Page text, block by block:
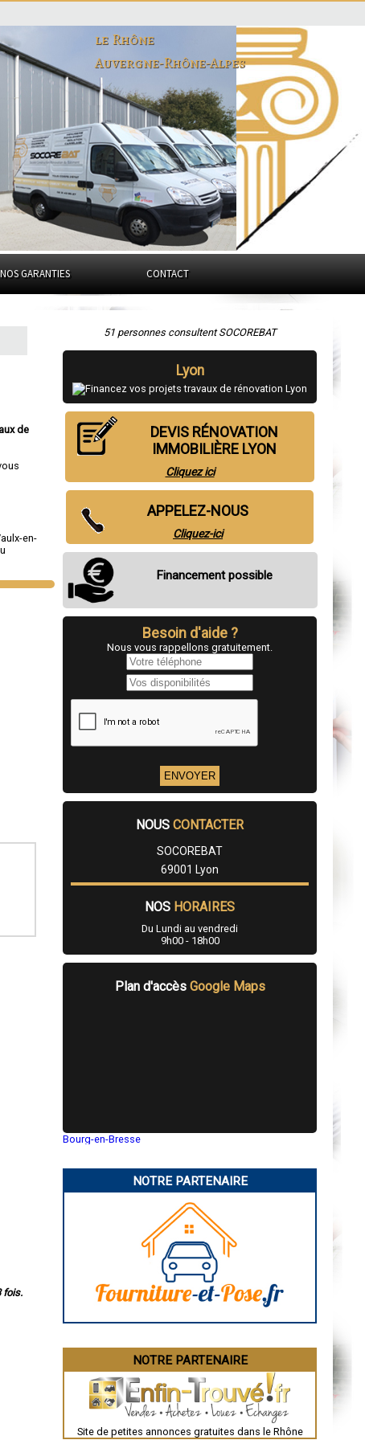
le Rhône
Auvergne-Rhône-Alpes
NOS GARANTIES CONTACT
de
en-
fois.
51 personnes consultent SOCOREBAT
Lyon
DEVIS RÉNOVATION
IMMOBILIÈRE LYON
Cliquez ici
APPELEZ-NOUS
Cliquez-ici
Financement possible
Besoin d'aide ?
Nous vous rappellons gratuitement.
NOUS CONTACTER
SOCOREBAT
69001 Lyon
NOS HORAIRES
Du Lundi au vendredi
9h00 - 18h00
Plan d'accès Google Maps
Bourg-en-Bresse
Marseille
Angoulême
Brive-la-Gaillarde
Saint-Brieuc
Guéret
Périgueux
Valence
NOTRE PARTENAIRE
NOTRE PARTENAIRE
Site de petites annonces gratuites dans le Rhône